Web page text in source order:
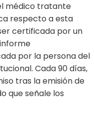
médico tratante
respecto a esta
certificada por un
por la persona del
Cada 90 días,
tras la emisión de
que señale los